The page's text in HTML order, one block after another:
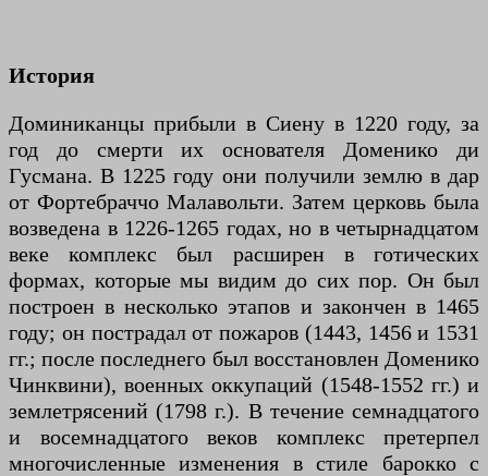
История
Доминиканцы прибыли в Сиену в 1220 году, за
год до смерти их основателя Доменико ди
Гусмана. В 1225 году они получили землю в дар
от Фортебраччо Малавольти. Затем церковь была
возведена в 1226-1265 годах, но в четырнадцатом
веке комплекс был расширен в готических
формах, которые мы видим до сих пор. Он был
построен в несколько этапов и закончен в 1465
году; он пострадал от пожаров (1443, 1456 и 1531
гг.; после последнего был восстановлен Доменико
Чинквини), военных оккупаций (1548-1552 гг.) и
землетрясений (1798 г.). В течение семнадцатого
и восемнадцатого веков комплекс претерпел
многочисленные изменения в стиле барокко с